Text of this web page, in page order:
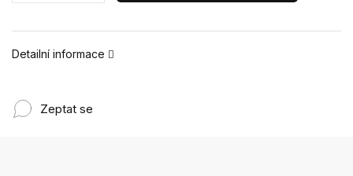
Detailní informace
Zeptat se